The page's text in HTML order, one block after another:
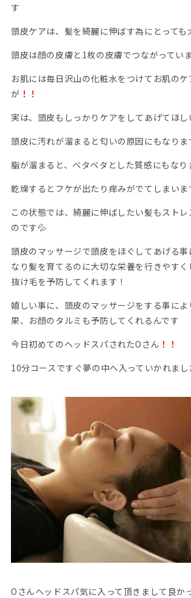
す
頭皮ケアは、髪を綺麗に伸ばす為にとって
頭皮は顔の皮膚と1枚の皮膚でつながってい
お肌には毎日沢山の化粧水をつけてお肌の
が ！！
実は、頭皮もしっかりケアをしてあげてほ
頭皮に汚れが溜まると匂いの原因にもなりま
脂が溜まると、ベタベタとした質感にもなり
乾燥するとフケが出たり痒みがでてしまいま
この状態では、綺麗に伸ばしたい髪もストレ
のです💦
頭皮のマッサージで頭皮をほぐしてあげる事
なり髪を育てるのに大切な栄養を行きやすく
抜け毛を予防してくれます！
嬉しい事に、頭皮のマッサージをする事に
果、お顔のタルミも予防してくれるんです
今日初めてのヘッドスパされたOさん ！！
10分コースですぐ夢の中へ入っていかれま
Oさんヘッドスパ気に入って頂きまして良か